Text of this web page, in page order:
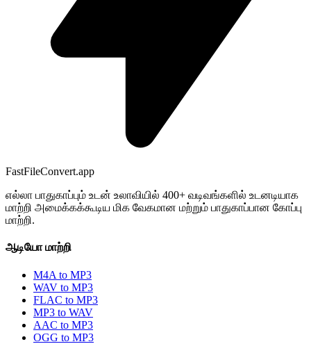
FastFileConvert.app
எல்லா பாதுகாப்பும் உடன் உலாவியில் 400+ வடிவங்களில் உடனடியாக
மாற்றி அமைக்கக்கூடிய மிக வேகமான மற்றும் பாதுகாப்பான கோப்பு
மாற்றி.
ஆடியோ மாற்றி
M4A to MP3
WAV to MP3
FLAC to MP3
MP3 to WAV
AAC to MP3
OGG to MP3